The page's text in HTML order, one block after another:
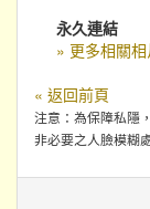
永久連結
» 更多相關相
« 返回前頁
注意：為保障私隱
非必要之人臉模糊